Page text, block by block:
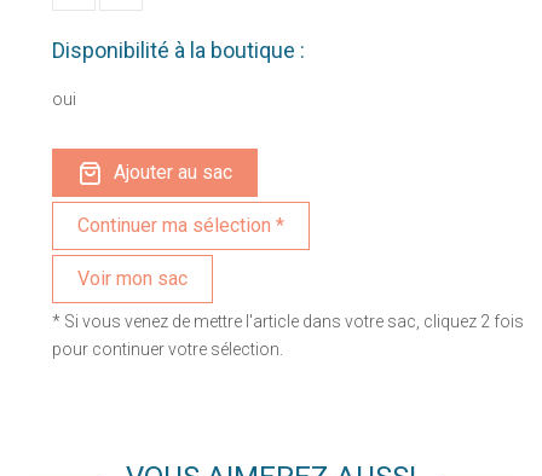
Disponibilité à la boutique :
oui
Ajouter au sac
Voir mon sac
* Si vous venez de mettre l'article dans votre sac, cliquez 2 fois
pour continuer votre sélection.